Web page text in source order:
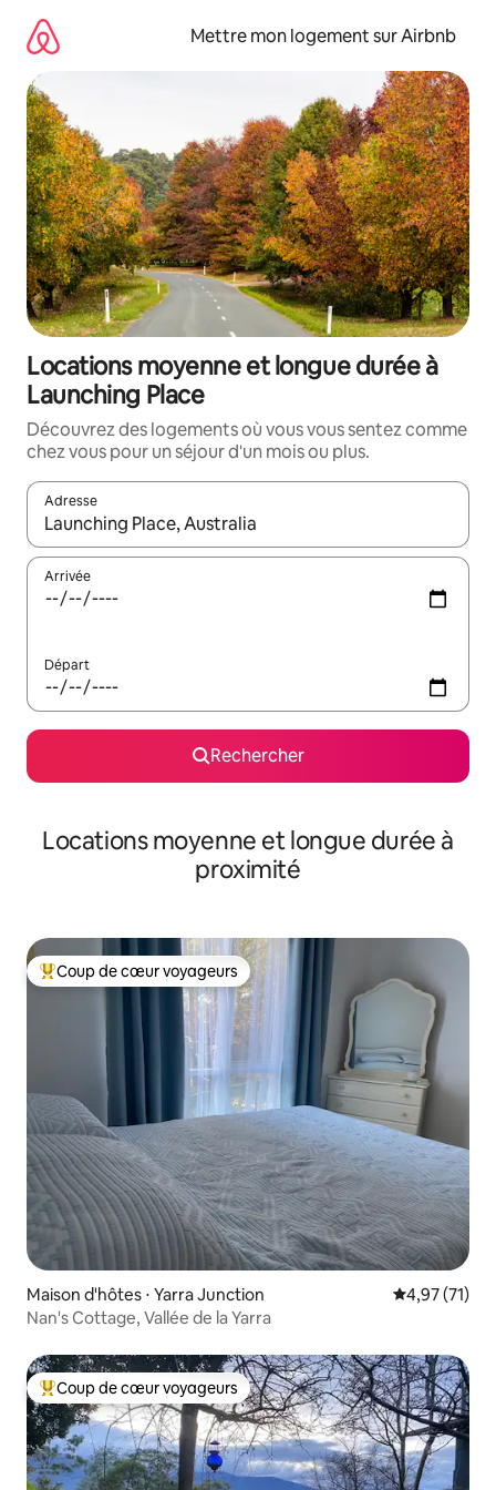
directement
contenu
Mettre mon logement sur Airbnb
Locations moyenne et longue durée à
Launching Place
Découvrez des logements où vous vous sentez comme
chez vous pour un séjour d'un mois ou plus.
Adresse
Lorsque les résultats s'affichent, utilisez les flèches vers le
Arrivée
Départ
Rechercher
Locations moyenne et longue durée à
proximité
Coups de cœur voyageurs les plus appréciés
Coup de cœur voyageurs
Maison d'hôtes ⋅ Yarra Junction Évaluation
4,97 (71)
Nan's Cottage, Vallée de la Yarra
Coups de cœur voyageurs les plus appréciés
Coup de cœur voyageurs